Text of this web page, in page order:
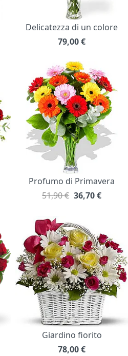
Delicatezza di un colore
79,00€
Profumo di Primavera
51,90 € 36,70€
Giardino fiorito
78,00€